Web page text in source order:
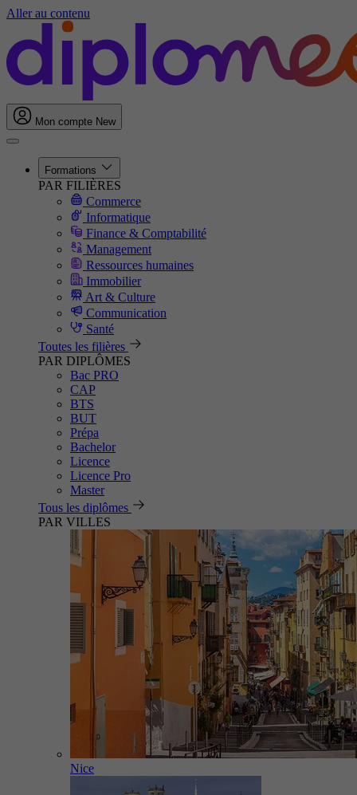
Aller au contenu
Mon compte New
Formations
PAR FILIÈRES
Commerce
Informatique
Finance & Comptabilité
Management
Ressources humaines
Immobilier
Art & Culture
Communication
Santé
Toutes les filières
PAR DIPLÔMES
Bac PRO
CAP
BTS
BUT
Prépa
Bachelor
Licence
Licence Pro
Master
Tous les diplômes
PAR VILLES
Nice